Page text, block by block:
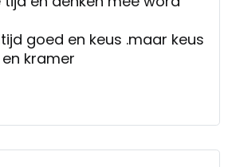
goed en keus .maar keus
kramer